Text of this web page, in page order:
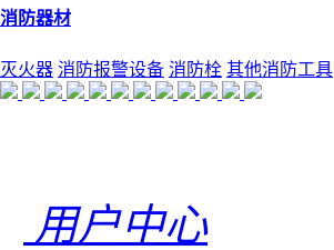
消防器材
灭火器 消防报警设备 消防栓 其他消防工具
用户中心